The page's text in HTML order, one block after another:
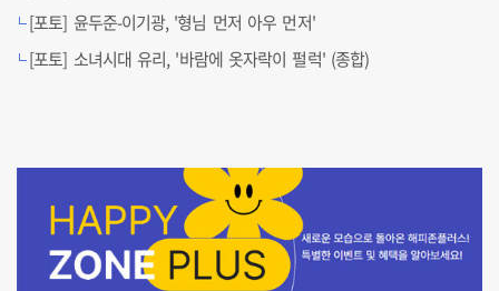
[포토] 윤두준-이기광, '형님 먼저 아우 먼저'
[포토] 소녀시대 유리, '바람에 옷자락이 펄럭' (종합)